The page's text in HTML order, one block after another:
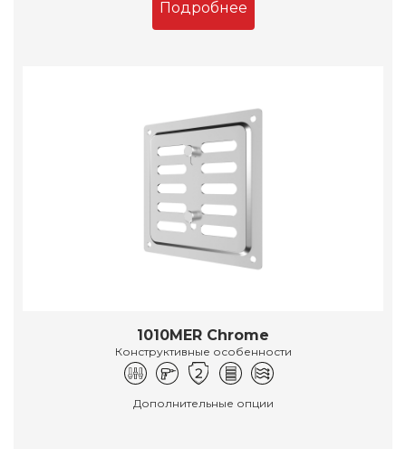
Подробнее
1010MER Chrome
Конструктивные особенности
Дополнительные опции